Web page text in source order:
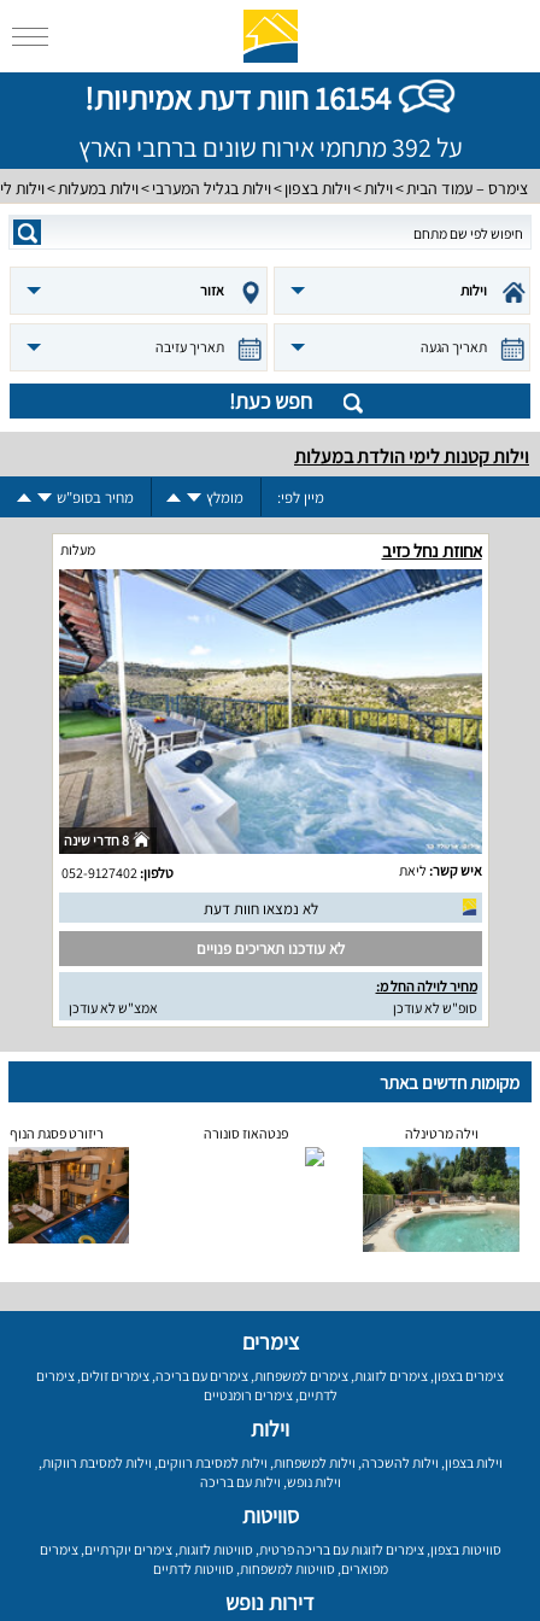
16154 חוות דעת אמיתיות!
על 392 מתחמי אירוח שונים ברחבי הארץ
צימרס – עמוד הבית וילות וילות בצפון וילות בגליל המערבי וילות במעלות וילות
וילות אזור
תאריך הגעה תאריך עזיבה
חפש כעת!
וילות קטנות לימי הולדת במעלות
מיין לפי: מומלץ מחיר בסופ"ש
אחוזת נחל כזיב מעלות
8 חדרי שינה
איש קשר:ליאת טלפון:
לא נמצאו חוות דעת
לא עודכנו תאריכים פנויים
מחיר לוילה החל מ:
סופ"ש לא עודכן
אמצ"ש לא עודכן
מקומות חדשים באתר
וילה מרטינלה פנטהאוז סונורה ריזורט פסגת הנוף
צימרים
צימרים בצפון, צימרים לזוגות, צימרים למשפחות, צימרים עם בריכה, צימרים זולים, צימרים
לדתיים,צימרים רומנטיים
וילות
וילות בצפון, וילות להשכרה, וילות למשפחות, וילות למסיבת רווקים, וילות למסיבת רווקות,
וילות נופש, וילות עם בריכה
סוויטות
סוויטות בצפון,צימרים לזוגות עם בריכה פרטית,סוויטות לזוגות,צימרים יוקרתיים,צימרים
מפוארים,סוויטות למשפחות,סוויטות לדתיים
דירות נופש